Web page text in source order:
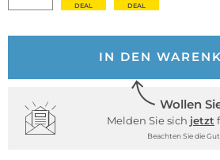
DEAL DEAL
IN DEN
Wollen
Melden Sie sich jetzt
Beachten Sie die